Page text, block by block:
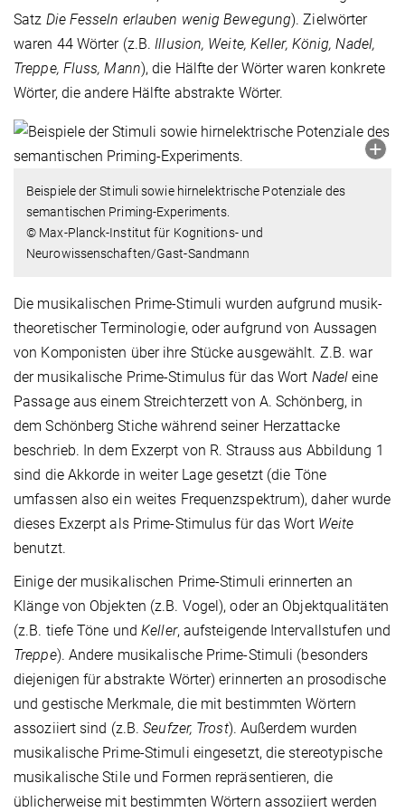
Satz Die Fesseln erlauben wenig Bewegung). Zielwörter
waren 44 Wörter (z.B.Illusion, Weite, Keller, König, Nadel,
Treppe, Fluss, Mann), die Hälfte der Wörter waren konkrete
Wörter, die andere Hälfte abstrakte Wörter.
Beispiele der Stimuli sowie hirnelektrische Potenziale des
semantischen Priming-Experiments.
© Max-Planck-Institut für Kognitions- und
Neurowissenschaften/Gast-Sandmann
Die musikalischen Prime-Stimuli wurden aufgrund musik-
theoretischer Terminologie, oder aufgrund von Aussagen
von Komponisten über ihre Stücke ausgewählt. Z.B. war
der musikalische Prime-Stimulus für das Wort Nadel eine
Passage aus einem Streichterzett von A. Schönberg, in
dem Schönberg Stiche während seiner Herzattacke
beschrieb. In dem Exzerpt von R. Strauss aus Abbildung 1
sind die Akkorde in weiter Lage gesetzt (die Töne
umfassen also ein weites Frequenzspektrum), daher wurde
dieses Exzerpt als Prime-Stimulus für das Wort Weite
benutzt.
Einige der musikalischen Prime-Stimuli erinnerten an
Klänge von Objekten (z.B. Vogel), oder an Objektqualitäten
(z.B. tiefe Töne undKeller, aufsteigende Intervallstufen und
Treppe). Andere musikalische Prime-Stimuli (besonders
diejenigen für abstrakte Wörter) erinnerten an prosodische
und gestische Merkmale, die mit bestimmten Wörtern
assoziiert sind (z.B.Seufzer, Trost). Außerdem wurden
musikalische Prime-Stimuli eingesetzt, die stereotypische
musikalische Stile und Formen repräsentieren, die
üblicherweise mit bestimmten Wörtern assoziiert werden